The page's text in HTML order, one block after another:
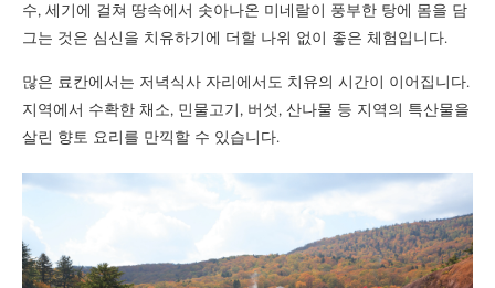
수, 세기에 걸쳐 땅속에서 솟아나온 미네랄이 풍부한 탕에 몸을 담
그는 것은 심신을 치유하기에 더할 나위 없이 좋은 체험입니다.
많은 료칸에서는 저녁식사 자리에서도 치유의 시간이 이어집니다.
지역에서 수확한 채소, 민물고기, 버섯, 산나물 등 지역의 특산물을
살린 향토 요리를 만끽할 수 있습니다.